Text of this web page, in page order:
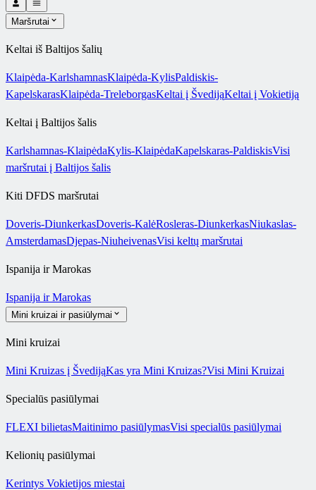
Maršrutai
Keltai iš Baltijos šalių
Klaipėda-KarlshamnasKlaipėda-KylisPaldiskis-
KapelskarasKlaipėda-TreleborgasKeltai į ŠvedijąKeltai į Vokietiją
Keltai į Baltijos šalis
Karlshamnas-KlaipėdaKylis-KlaipėdaKapelskaras-PaldiskisVisi
maršrutai į Baltijos šalis
Kiti DFDS maršrutai
Doveris-DiunkerkasDoveris-KalėRosleras-DiunkerkasNiukaslas-
AmsterdamasDjepas-NiuheivenasVisi keltų maršrutai
Ispanija ir Marokas
Ispanija ir Marokas
Mini kruizai ir pasiūlymai
Mini kruizai
Mini Kruizas į ŠvedijąKas yra Mini Kruizas?Visi Mini Kruizai
Specialūs pasiūlymai
FLEXI bilietasMaitinimo pasiūlymasVisi specialūs pasiūlymai
Kelionių pasiūlymai
Kerintys Vokietijos miestai